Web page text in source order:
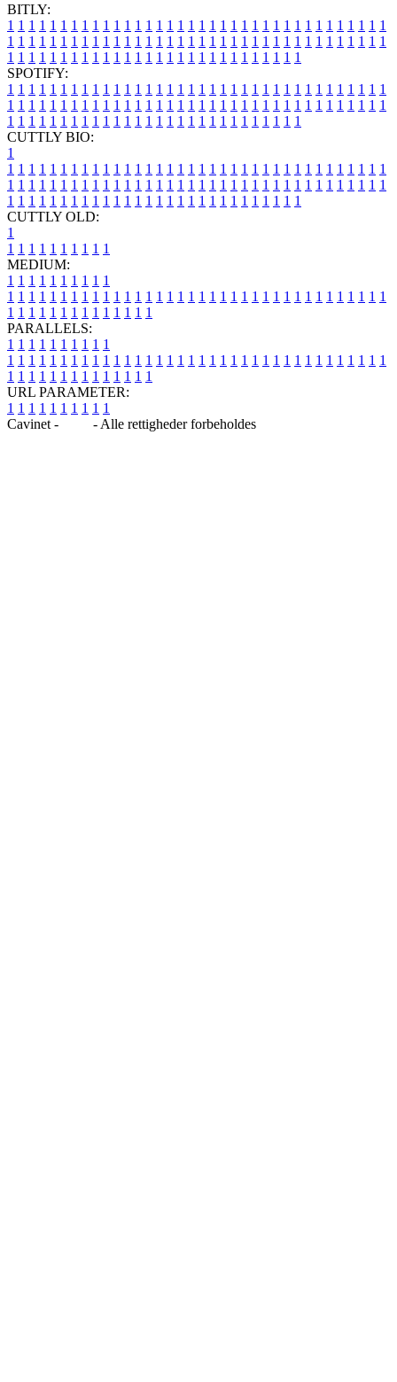
BITLY:
1 1 1 1 1 1 1 1 1 1 1 1 1 1 1 1 1 1 1 1 1 1 1 1 1 1 1 1 1 1 1 1 1 1 1 1
1 1 1 1 1 1 1 1 1 1 1 1 1 1 1 1 1 1 1 1 1 1 1 1 1 1 1 1 1 1 1 1 1 1 1 1
1 1 1 1 1 1 1 1 1 1 1 1 1 1 1 1 1 1 1 1 1 1 1 1 1 1 1 1
SPOTIFY:
1 1 1 1 1 1 1 1 1 1 1 1 1 1 1 1 1 1 1 1 1 1 1 1 1 1 1 1 1 1 1 1 1 1 1 1
1 1 1 1 1 1 1 1 1 1 1 1 1 1 1 1 1 1 1 1 1 1 1 1 1 1 1 1 1 1 1 1 1 1 1 1
1 1 1 1 1 1 1 1 1 1 1 1 1 1 1 1 1 1 1 1 1 1 1 1 1 1 1 1
CUTTLY BIO:
1
1 1 1 1 1 1 1 1 1 1 1 1 1 1 1 1 1 1 1 1 1 1 1 1 1 1 1 1 1 1 1 1 1 1 1 1
1 1 1 1 1 1 1 1 1 1 1 1 1 1 1 1 1 1 1 1 1 1 1 1 1 1 1 1 1 1 1 1 1 1 1 1
1 1 1 1 1 1 1 1 1 1 1 1 1 1 1 1 1 1 1 1 1 1 1 1 1 1 1 1
CUTTLY OLD:
1
1 1 1 1 1 1 1 1 1 1
MEDIUM:
1 1 1 1 1 1 1 1 1 1
1 1 1 1 1 1 1 1 1 1 1 1 1 1 1 1 1 1 1 1 1 1 1 1 1 1 1 1 1 1 1 1 1 1 1 1
1 1 1 1 1 1 1 1 1 1 1 1 1 1
PARALLELS:
1 1 1 1 1 1 1 1 1 1
1 1 1 1 1 1 1 1 1 1 1 1 1 1 1 1 1 1 1 1 1 1 1 1 1 1 1 1 1 1 1 1 1 1 1 1
1 1 1 1 1 1 1 1 1 1 1 1 1 1
URL PARAMETER:
1 1 1 1 1 1 1 1 1 1
Cavinet -
- Alle rettigheder forbeholdes